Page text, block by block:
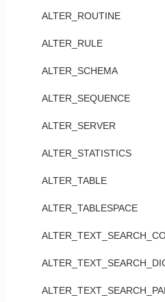
ALTER_ROUTINE
ALTER_RULE
ALTER_SCHEMA
ALTER_SEQUENCE
ALTER_SERVER
ALTER_STATISTICS
ALTER_TABLE
ALTER_TABLESPACE